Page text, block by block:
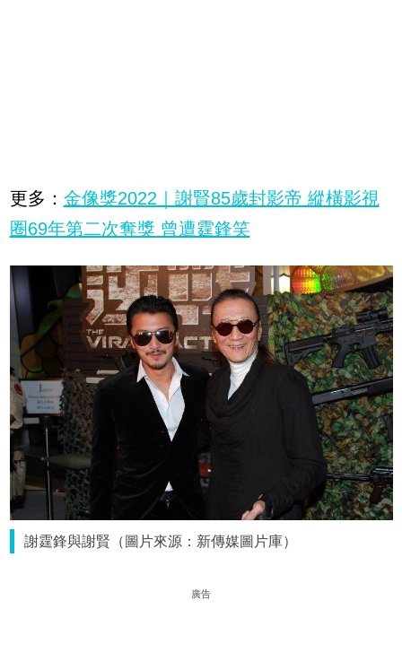
更多： 金像獎2022｜謝賢85歲封影帝 縱橫影視
圈69年第二次奪獎 曾遭霆鋒笑
謝霆鋒與謝賢（圖片來源：新傳媒圖片庫）
廣告